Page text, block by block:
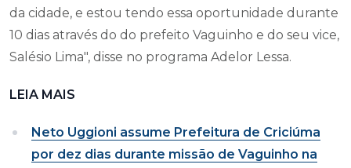
da cidade, e estou tendo essa oportunidade durante
10 dias através do do prefeito Vaguinho e do seu vice,
Salésio Lima", disse no programa Adelor Lessa.
LEIA MAIS
Neto Uggioni assume Prefeitura de Criciúma
por dez dias durante missão de Vaguinho na